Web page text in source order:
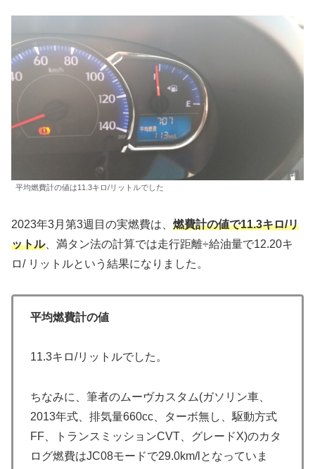
平均燃費計の値は11.3キロ/リットルでした
2023年3月第3週目の実燃費は、 燃費計の値で11.3キロ/リ
ットル、満タン法の計算では走行距離÷給油量で12.20キ
ロ/ リットルという結果になりました。
平均燃費計の値
11.3キロ/リットルでした。
ちなみに、筆者のムーヴカスタム(ガソリン車、
2013年式、排気量660cc、ターボ無し、駆動方式
FF、トランスミッションCVT、グレードX)のカタ
ログ燃費はJC08モードで29.0km/lとなっていま